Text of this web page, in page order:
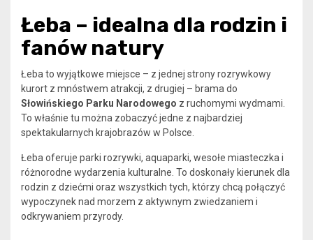
Łeba – idealna dla rodzin i
fanów natury
Łeba to wyjątkowe miejsce – z jednej strony rozrywkowy
kurort z mnóstwem atrakcji, z drugiej – brama do
Słowińskiego Parku Narodowego z ruchomymi wydmami.
To właśnie tu można zobaczyć jedne z najbardziej
spektakularnych krajobrazów w Polsce.
Łeba oferuje parki rozrywki, aquaparki, wesołe miasteczka i
różnorodne wydarzenia kulturalne. To doskonały kierunek dla
rodzin z dziećmi oraz wszystkich tych, którzy chcą połączyć
wypoczynek nad morzem z aktywnym zwiedzaniem i
odkrywaniem przyrody.